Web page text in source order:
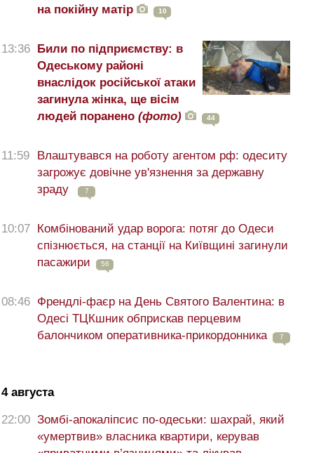
на покійну матір
10
13:36 Били по підприємству: в
Одеському районі
внаслідок російської атаки
загинула жінка, ще вісім
людей поранено (фото) 44
11:59
Влаштувався на роботу агентом рф: одеситу
загрожує довічне ув'язнення за державну
зраду
7
10:07 Комбінований удар ворога: потяг до Одеси
спізнюється, на станції на Київщині загинули
пасажири
56
08:46 Френдлі-фаєр на День Святого Валентина: в
Одесі ТЦКшник обприскав перцевим
балончиком оперативника-прикордонника
7
4 августа
22:00 Зомбі-апокаліпсис по-одеськи: шахрай, який
«умертвив» власника квартири, керував